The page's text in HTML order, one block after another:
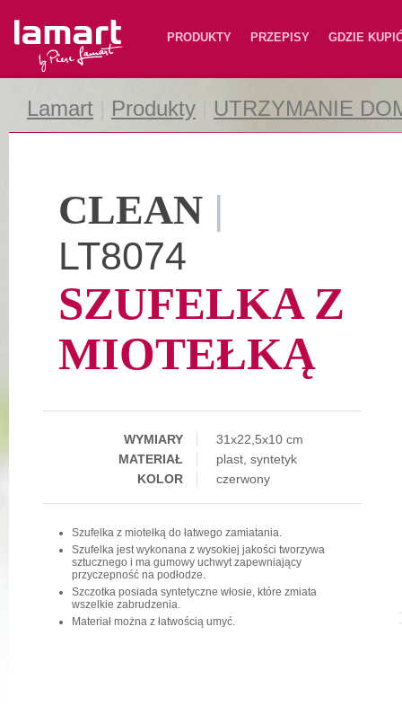
Lamart PRODUKTY PRZEPISY GDZIE
Lamart Produkty UTRZYMANIE
CLEAN |
LT8074
SZUFELKA Z
MIOTEŁKĄ
WYMIARY
31x22,5x10 cm
MATERIAŁ
plast, syntetyk
KOLOR
czerwony
Szufelka z miotełką do łatwego zamiatania.
Szufelka jest wykonana z wysokiej jakości tworzywa
sztucznego i ma gumowy uchwyt zapewniający
przyczepność na podłodze.
Szczotka posiada syntetyczne włosie, które zmiata
wszelkie zabrudzenia.
Materiał można z łatwością umyć.